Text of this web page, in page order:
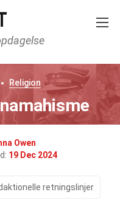
Religion
Owen
19 Dec 2024
retningslinjer